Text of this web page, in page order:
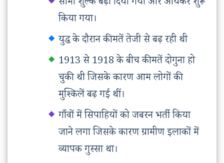
किया गया।
युद्ध के दौरान कीमतें तेजी से बढ़ रही थी
1913 से 1918 के बीच कीमतें दोगुना हो
चुकी थी जिसके कारण आम लोगों की
मुश्किलें बढ़ गई थीं।
गाँवों में सिपाहियों को जबरन भर्ती किया
जाने लगा जिसके कारण ग्रामीण इलाकों में
व्यापक गुस्सा था।